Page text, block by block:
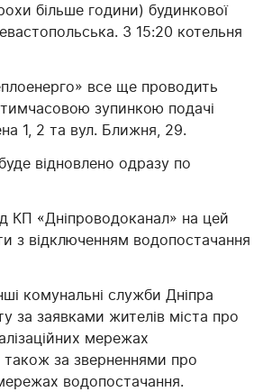
більше години) будинкової
З 15:20 котельня
все ще проводить
тимчасовою зупинкою подачі
1, 2 та вул. Ближня, 29.
відновлено одразу по
КП «Дніпроводоканал» на цей
з відключенням водопостачання
комунальні служби Дніпра
за заявками жителів міста про
мережах
також за зверненнями про
водопостачання.